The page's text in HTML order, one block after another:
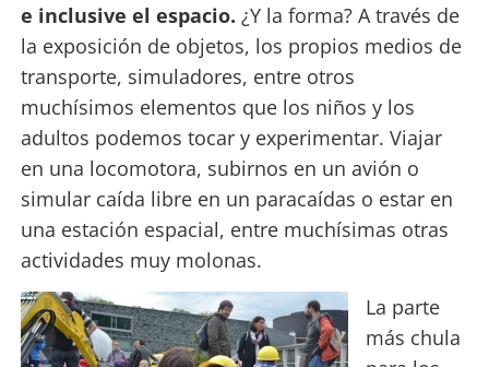
e inclusive el espacio. ¿Y la forma? A través de
la exposición de objetos, los propios medios de
transporte, simuladores, entre otros
muchísimos elementos que los niños y los
adultos podemos tocar y experimentar. Viajar
en una locomotora, subirnos en un avión o
simular caída libre en un paracaídas o estar en
una estación espacial, entre muchísimas otras
actividades muy molonas.
La parte
más chula